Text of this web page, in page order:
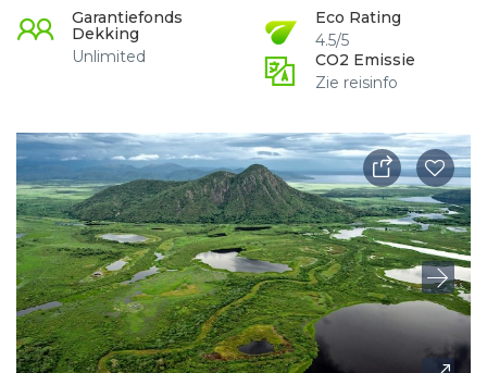
Garantiefonds
Dekking
Unlimited
Eco Rating
4.5/5
CO2 Emissie
Zie reisinfo